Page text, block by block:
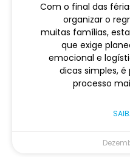
Com o final das
organizar o
muitas famílias,
que exige
emocional e
dicas simples,
processo